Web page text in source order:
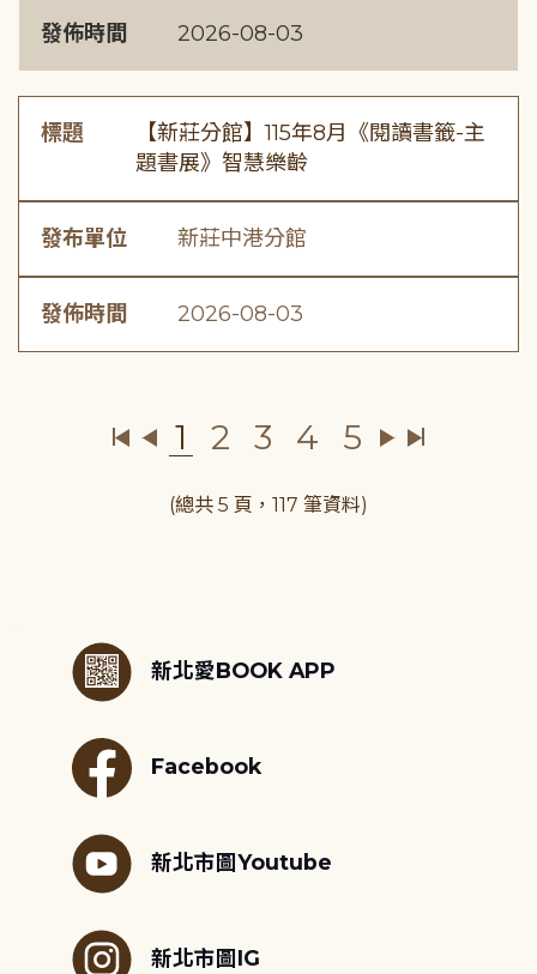
發佈時間 2026-08-03
標題
【新莊分館】115年8月《閱讀書籤-主
題書展》智慧樂齡
發布單位 新莊中港分館
發佈時間 2026-08-03
1 2 3 4 5
(總共 5 頁，117 筆資料)
新北愛BOOK APP
Facebook
新北市圖Youtube
新北市圖IG